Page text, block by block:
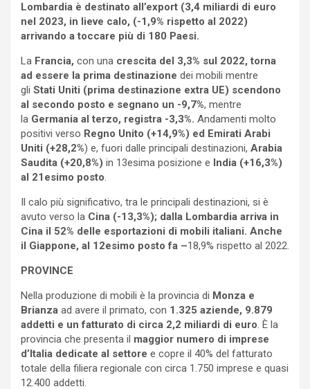
Lombardia è destinato all’export (3,4 miliardi di euro
nel 2023, in lieve calo, (-1,9% rispetto al 2022)
arrivando a toccare più di 180 Paesi.
La Francia, con una crescita del 3,3% sul 2022, torna
ad essere la prima destinazione dei mobili mentre
gli Stati Uniti (prima destinazione extra UE) scendono
al secondo posto e segnano un -9,7%, mentre
la Germania al terzo, registra -3,3%. Andamenti molto
positivi verso Regno Unito (+14,9%) ed Emirati Arabi
Uniti (+28,2%) e, fuori dalle principali destinazioni, Arabia
Saudita (+20,8%) in 13esima posizione e India (+16,3%)
al 21esimo posto.
Il calo più significativo, tra le principali destinazioni, si è
avuto verso la Cina (-13,3%); dalla Lombardia arriva in
Cina il 52% delle esportazioni di mobili italiani. Anche
il Giappone, al 12esimo posto fa –18,9% rispetto al 2022.
PROVINCE
Nella produzione di mobili è la provincia di Monza e
Brianza ad avere il primato, con 1.325 aziende, 9.879
addetti e un fatturato di circa 2,2 miliardi di euro. È la
provincia che presenta il maggior numero di imprese
d’Italia dedicate al settore e copre il 40% del fatturato
totale della filiera regionale con circa 1.750 imprese e quasi
12.400 addetti.